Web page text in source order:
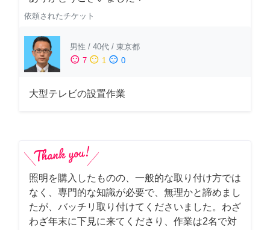
依頼されたチケット
男性 / 40代 / 東京都
sentiment_satisfied 7 sentiment_neutral 1 sentiment_dissatisfied 0
大型テレビの設置作業
照明を購入したものの、一般的な取り付け方では
なく、専門的な知識が必要で、無理かと諦めまし
たが、バッチリ取り付けてくださいました。わざ
わざ年末に下見に来てくださり、作業は2名で対